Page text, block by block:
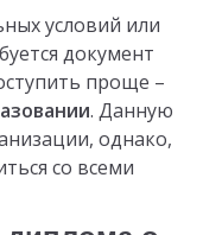
условий или
документ
проще –
. Данную
однако,
со всеми